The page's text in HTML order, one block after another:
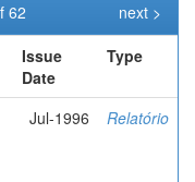
62
next >
Issue
Date
Type
Jul-1996 Relatório